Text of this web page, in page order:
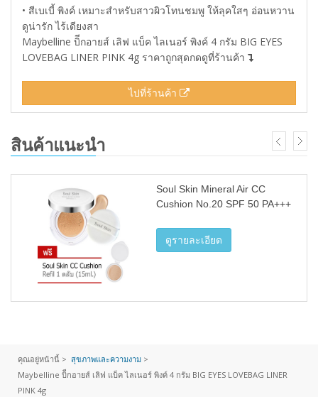
• สีเบเบี้ พิงค์ เหมาะสำหรับสาวผิวโทนชมพู ให้ลุคใสๆ อ่อนหวาน
ดูน่ารัก ไร้เดียงสา
Maybelline บิีกอายส์ เลิฟ แบ็ค ไลเนอร์ พิงค์ 4 กรัม BIG EYES
LOVEBAG LINER PINK 4g ราคาถูกสุดกดดูที่ร้านค้า
ไปที่ร้านค้า
สินค้าแนะนำ
Soul Skin Mineral Air CC
Cushion No.20 SPF 50 PA+++
ดูรายละเอียด
คุณอยู่หน้านี้ > สุขภาพและความงาม >
Maybelline บิีกอายส์ เลิฟ แบ็ค ไลเนอร์ พิงค์ 4 กรัม BIG EYES LOVEBAG LINER
PINK 4g